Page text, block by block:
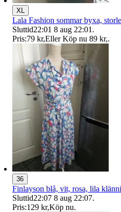
XL
Lala Fashion sommar byxa,
Sluttid22:01 8 aug 22:01 .
Pris:79 kr,Eller Köp nu 89 kr,.
36
Finlayson blå, vit, rosa, lila
Sluttid22:07 8 aug 22:07.
Pris:129 kr,Köp nu.